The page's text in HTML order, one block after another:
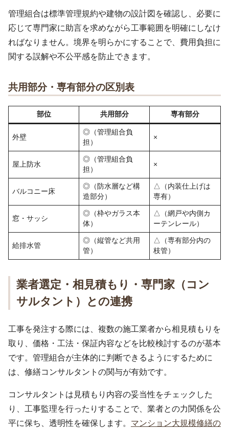
管理組合は標準管理規約や建物の設計図を確認し、必要に
応じて専門家に助言を求めながら工事範囲を明確にしなけ
ればなりません。境界を明らかにすることで、費用負担に
関する誤解や不公平感を防止できます。
共用部分・専有部分の区別表
部位 共用部分 専有部分
外壁
◎（管理組合負
担）
×
屋上防水
◎（管理組合負
担）
×
バルコニー床
◎（防水層など構
造部分）
△（内装仕上げは
専有）
窓・サッシ
◎（枠やガラス本
体）
△（網戸や内側カ
ーテンレール）
給排水管
◎（縦管など共用
管）
△（専有部分内の
枝管）
業者選定・相見積もり・専門家（コン
サルタント）との連携
工事を発注する際には、複数の施工業者から相見積もりを
取り、価格・工法・保証内容などを比較検討するのが基本
です。管理組合が主体的に判断できるようにするために
は、修繕コンサルタントの関与が有効です。
コンサルタントは見積もり内容の妥当性をチェックした
り、工事監理を行ったりすることで、業者との力関係を公
平に保ち、透明性を確保します。 マンション大規模修繕の